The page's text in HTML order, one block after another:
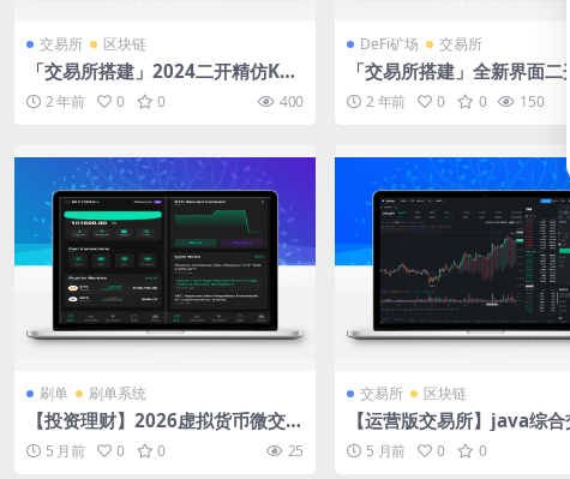
交易所 区块链
「交易所搭建」2024二开精仿Kuc
oin多语言交易所源码/矿机质押/币
币交易/法币交易/秒合约交易/带前
2 年前 0 0 400
DeFi矿场 交易所
「交易所搭建」全新界面二
言交易所系统/合约期权秒合
所/Defi借贷理财矿机新币申
2 年前 0 0 150
刷单 刷单系统
【投资理财】2026虚拟货币微交易
投资理财源码
5 月前 0 0 25
交易所 区块链
【运营版交易所】java综合
13国语言/全新精美UI/自带
统运营级/功能齐全
5 月前 0 0